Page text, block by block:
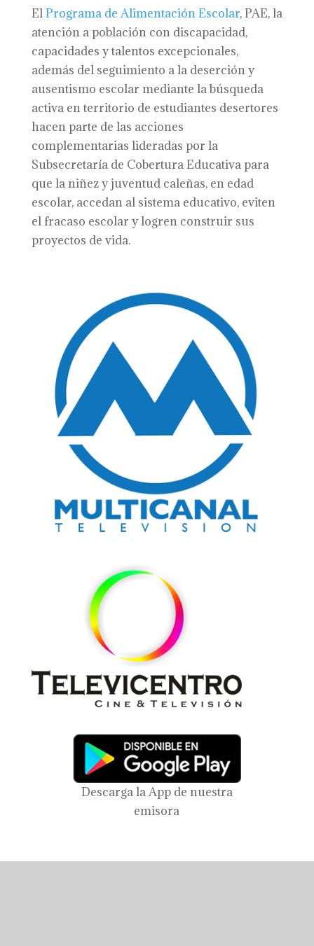
ElPrograma de Alimentación Escolar, PAE, la
atención a población con discapacidad,
capacidades y talentos excepcionales,
además del seguimiento a la deserción y
ausentismo escolar mediante la búsqueda
activa en territorio de estudiantes desertores
hacen parte de las acciones
complementarias lideradas por la
Subsecretaría de Cobertura Educativa para
que la niñez y juventud caleñas, en edad
escolar, accedan al sistema educativo, eviten
el fracaso escolar y logren construir sus
proyectos de vida.
Descarga la App de nuestra
emisora